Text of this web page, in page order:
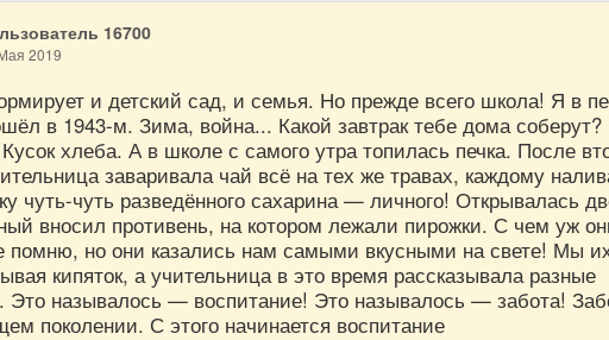
16700
2019
и детский сад, и семья. Но прежде всего школа! Я в
в 1943-м. Зима, война... Какой завтрак тебе дома соберут?
хлеба. А в школе с самого утра топилась печка. После
заваривала чай всё на тех же травах, каждому
чуть-чуть разведённого сахарина — личного! Открывалась
вносил противень, на котором лежали пирожки. С чем уж
помню, но они казались нам самыми вкусными на свете! Мы
кипяток, а учительница в это время рассказывала разные
Это называлось — воспитание! Это называлось — забота!
поколении. С этого начинается воспитание